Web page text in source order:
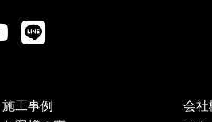
施工事例
会社